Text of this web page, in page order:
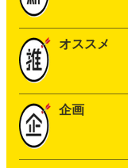
オススメ
企画